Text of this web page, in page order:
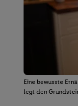
Eine bewusste
legt den